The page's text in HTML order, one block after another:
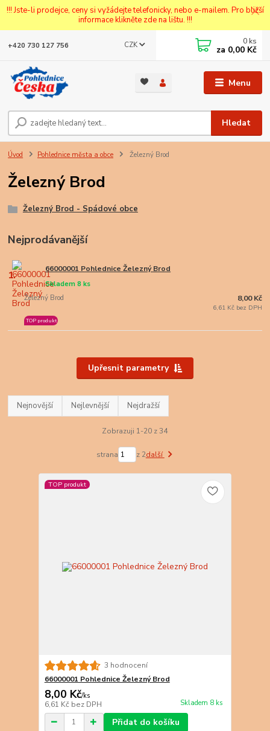
!!! Jste-li prodejce, ceny si vyžádejte telefonicky, nebo e-mailem. Pro bližší
informace klikněte zde na lištu. !!!
Menu
CZK
Hledat
+420 730 127 756 0 ks
za 0,00 Kč
Úvod Pohlednice města a obce Železný Brod
Železný Brod
Železný Brod - Spádové obce
Nejprodávanější
1. 66000001 Pohlednice Železný Brod
Železný Brod
Skladem 8 ks
TOP produkt
8,00 Kč
6,61 Kč bez DPH
Upřesnit parametry
Nejnovější Nejlevnější Nejdražší
Zobrazuji 1-20 z 34
strana z 2další
TOP produkt
3 hodnocení
66000001 Pohlednice Železný Brod
8,00 Kč/ks
6,61 Kč bez DPH Skladem 8 ks
Přidat do košíku